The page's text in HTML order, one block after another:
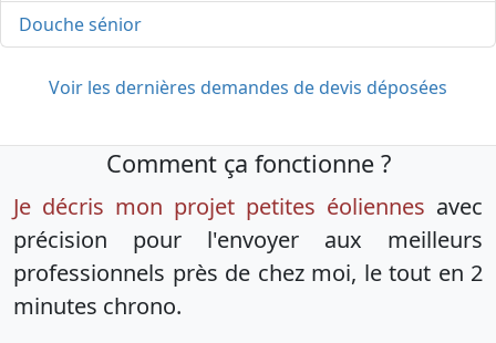
Douche sénior
Voir les dernières demandes de devis déposées
Comment ça fonctionne ?
Je décris mon projet petites éoliennes avec
précision pour l'envoyer aux meilleurs
professionnels près de chez moi, le tout en 2
minutes chrono.